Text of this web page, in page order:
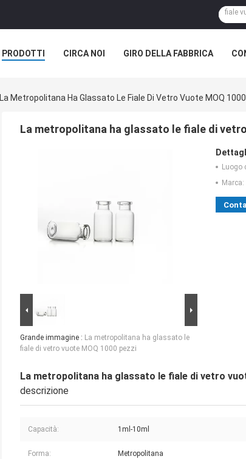
PRODOTTI CIRCA NOI GIRO DELLA FABBRICA
La Metropolitana Ha Glassato Le Fiale Di Vetro Vuote MOQ
La metropolitana ha glassato le fiale di
Grande immagine : La metropolitana ha glassato le
fiale di vetro vuote MOQ 1000 pezzi
Luogo
Marca:
La metropolitana ha glassato le fiale di vetro
descrizione
Capacità: 1ml-10ml
Forma: Metropolitana